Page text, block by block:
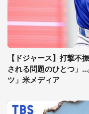
【ドジャース】打撃不
される問題のひとつ」
ツ」米メディア